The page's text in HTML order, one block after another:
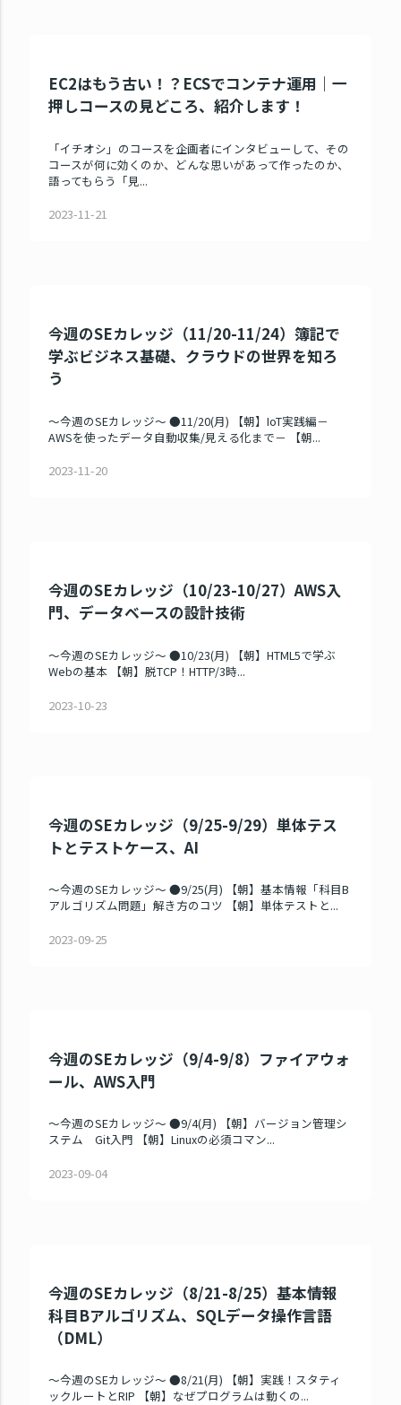
EC2はもう古い！？ECSでコンテナ運用｜一
押しコースの見どころ、紹介します！
「イチオシ」のコースを企画者にインタビューして、その
コースが何に効くのか、どんな思いがあって作ったのか、
語ってもらう「見...
2023-11-21
今週のSEカレッジ（11/20-11/24）簿記で
学ぶビジネス基礎、クラウドの世界を知ろ
う
～今週のSEカレッジ～ ●11/20(月) 【朝】IoT実践編－
AWSを使ったデータ自動収集/見える化まで－ 【朝...
2023-11-20
今週のSEカレッジ（10/23-10/27）AWS入
門、データベースの設計技術
～今週のSEカレッジ～ ●10/23(月) 【朝】HTML5で学ぶ
Webの基本 【朝】脱TCP！HTTP/3時...
2023-10-23
今週のSEカレッジ（9/25-9/29）単体テス
トとテストケース、AI
～今週のSEカレッジ～ ●9/25(月) 【朝】基本情報「科目B
アルゴリズム問題」解き方のコツ 【朝】単体テストと...
2023-09-25
今週のSEカレッジ（9/4-9/8）ファイアウォ
ール、AWS入門
～今週のSEカレッジ～ ●9/4(月) 【朝】バージョン管理シ
ステム Git入門 【朝】Linuxの必須コマン...
2023-09-04
今週のSEカレッジ（8/21-8/25）基本情報
科目Bアルゴリズム、SQLデータ操作言語
（DML）
～今週のSEカレッジ～ ●8/21(月) 【朝】実践！スタティ
ックルートとRIP 【朝】なぜプログラムは動くの...